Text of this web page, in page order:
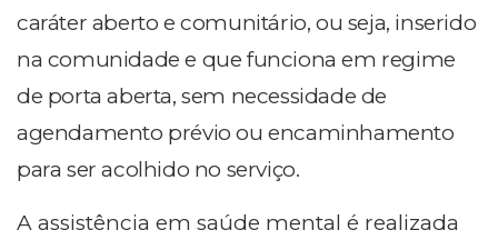
caráter aberto e comunitário, ou seja, inserido
na comunidade e que funciona em regime
de porta aberta, sem necessidade de
agendamento prévio ou encaminhamento
para ser acolhido no serviço.
A assistência em saúde mental é realizada